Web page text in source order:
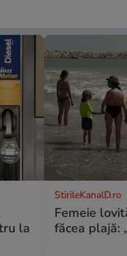
la
StirileKanalD.ro
Femeie
făcea plajă: